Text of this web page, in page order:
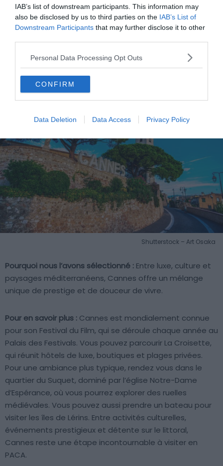
IAB’s list of downstream participants. This information may
also be disclosed by us to third parties on the IAB’s List of
Downstream Participants that may further disclose it to other
Personal Data Processing Opt Outs
CONFIRM
Data Deletion Data Access Privacy Policy
Infos pratiques sur Grasse
📍Adresse: 2 Bd du Jeu de Ballon, 06130 Grasse,
Cannes
Shutterstock – Art Osaka
Pourquoi nous l’avons sélectionné : Entre luxe, culture et
paysages méditerranéens, Cannes offre un mélange
unique de prestige et de douceur de vivre.
Pour en savoir plus : Cannes est mondialement connue
pour son Festival du Film, qui se déroule chaque année au
Palais des Festivals. Vous pouvez parcourir La Croisette,
qui réunit hôtels de luxe, boutiques et plages privées.
Pour une ambiance plus typique, rendez vous dans le
quartier du Suquet, dominé par l’église Notre-Dame
d’Espérance, où vous pourrez explorer des ruelles
médiévales. Vous pouvez aussi prendre un bateau pour
visiter les îles de Lérins. Entre activités culturelles,
événements prestigieux et détente sur le littoral,
Cannes reste une étape incontournable à visiter en
PACA.